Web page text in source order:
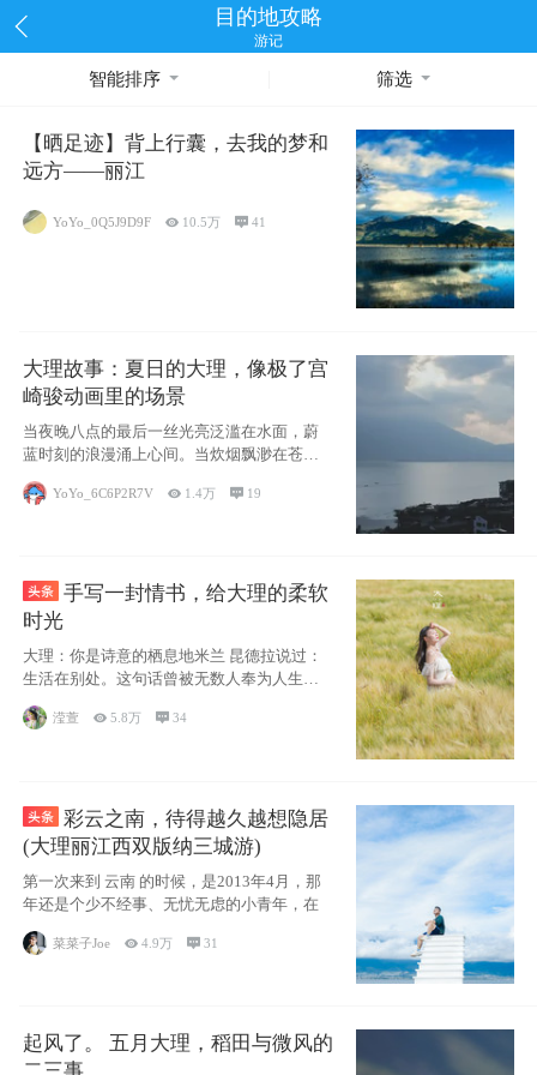
目的地攻略
游记
智能排序 筛选
【晒足迹】背上行囊，去我的梦和
远方——丽江
YoYo_0Q5J9D9F  10.5万 41
大理故事：夏日的大理，像极了宫
崎骏动画里的场景
当夜晚八点的最后一丝光亮泛滥在水面，蔚
蓝时刻的浪漫涌上心间。当炊烟飘渺在苍山
YoYo_6C6P2R7V  1.4万  19
手写一封情书，给大理的柔软
时光
大理：你是诗意的栖息地米兰 昆德拉说过：
生活在别处。这句话曾被无数人奉为人生信
条，并
滢萱 5.8万 34
彩云之南，待得越久越想隐居
(大理丽江西双版纳三城游)
第一次来到 云南 的时候，是2013年4月，那
年还是个少不经事、无忧无虑的小青年，在
菜菜子Joe 4.9万  31
起风了。 五月大理，稻田与微风的